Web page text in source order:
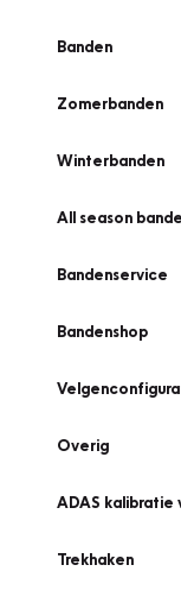
Banden
Zomerbanden
Winterbanden
All season
Bandenservice
Bandenshop
Overig
ADAS kalibratie
Trekhaken